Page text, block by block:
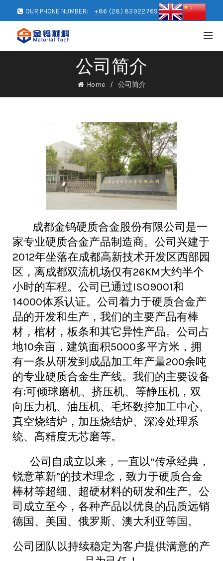
OUR PHONE NUMBER: +86 (28) 83922769
公司简介
Home 公司简介
成都金钨硬质合金股份有限公司是一
家专业硬质合金产品制造商。公司兴建于
2012年坐落在成都高新技术开发区西部园
区，离成都双流机场仅有26KM大约半个
小时的车程。公司已通过ISO9001和
14000体系认证。公司着力于硬质合金产
品的开发和生产，我们的主要产品有棒
材，棺材，板条和其它异性产品。公司占
地10余亩，建筑面积5000多平方米，拥
有一条从研发到成品加工年产量200余吨
的专业硬质合金生产线。我们的主要设备
有:可倾球磨机、挤压机、等静压机，双
向压力机、油压机、毛坯数控加工中心、
真空烧结炉，加压烧结炉、深冷处理系
统、高精度无芯磨等。
公司自成立以来，一直以“传承经典，
锐意革新”的技术理念，致力于硬质合金
棒材等超细、超硬材料的研发和生产。公
司成立至今，各种产品以优良的品质远销
德国、美国、俄罗斯、澳大利亚等国。
公司团队以持续稳定为客户提供满意的产